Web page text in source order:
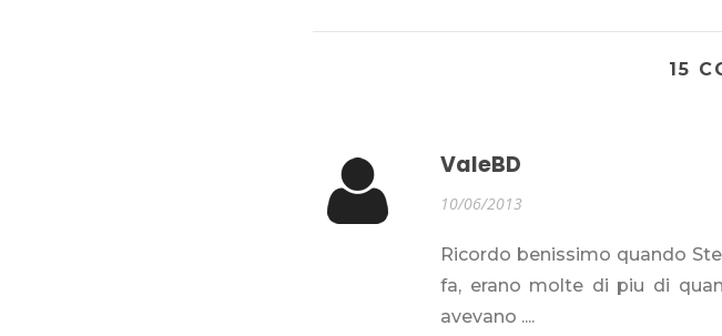
15
ValeBD
10/06/2013
Ricordo benissimo quando
fa, erano molte di piu di
avevano ....